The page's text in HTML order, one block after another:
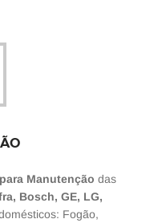
Manutenção das
Bosch, GE, LG,
Fogão,